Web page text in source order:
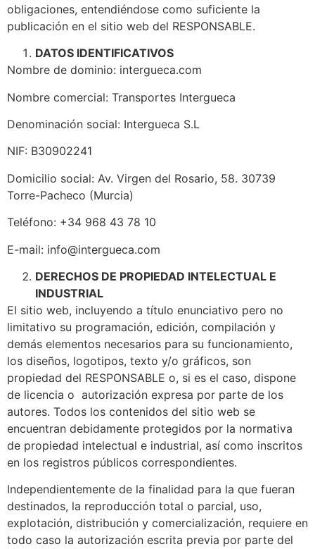
obligaciones, entendiéndose como suficiente la
publicación en el sitio web del RESPONSABLE.
DATOS IDENTIFICATIVOS
Nombre de dominio: intergueca.com
Nombre comercial: Transportes Intergueca
Denominación social: Intergueca S.L
NIF: B30902241
Domicilio social: Av. Virgen del Rosario, 58. 30739
Torre-Pacheco (Murcia)
Teléfono: +34 968 43 78 10
E-mail: info@intergueca.com
DERECHOS DE PROPIEDAD INTELECTUAL E
INDUSTRIAL
El sitio web, incluyendo a título enunciativo pero no
limitativo su programación, edición, compilación y
demás elementos necesarios para su funcionamiento,
los diseños, logotipos, texto y/o gráficos, son
propiedad del RESPONSABLE o, si es el caso, dispone
de licencia o autorización expresa por parte de los
autores. Todos los contenidos del sitio web se
encuentran debidamente protegidos por la normativa
de propiedad intelectual e industrial, así como inscritos
en los registros públicos correspondientes.
Independientemente de la finalidad para la que fueran
destinados, la reproducción total o parcial, uso,
explotación, distribución y comercialización, requiere en
todo caso la autorización escrita previa por parte del